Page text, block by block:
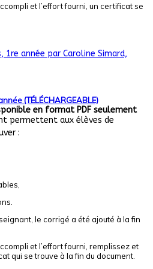
et l’effort fourni, un certificat se
(TÉLÉCHARGEABLE)
en format PDF seulement
permettent aux élèves de
:
le corrigé a été ajouté à la fin
et l’effort fourni, remplissez et
qui se trouve à la fin du document.